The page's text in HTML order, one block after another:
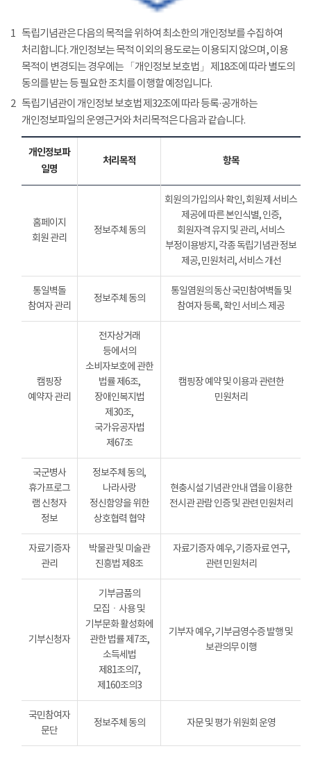
1 독립기념관은 다음의 목적을 위하여 최소한의 개인정보를 수집하여
처리합니다. 개인정보는 목적 이외의 용도로는 이용되지 않으며, 이용
목적이 변경되는 경우에는 「개인정보 보호법」 제18조에 따라 별도의
동의를 받는 등 필요한 조치를 이행할 예정입니다.
2 독립기념관이 개인정보 보호법 제32조에 따라 등록·공개하는
개인정보파일의 운영근거와 처리목적은 다음과 같습니다.
개인정보파
일명
처리목적 항목
홈페이지
회원 관리
정보주체 동의
회원의 가입의사 확인, 회원제 서비스
제공에 따른 본인식별, 인증,
회원자격 유지 및 관리, 서비스
부정이용방지, 각종 독립기념관 정보
제공, 민원처리, 서비스 개선
통일벽돌
참여자 관리
정보주체 동의
통일염원의 동산 국민참여벽돌 및
참여자 등록, 확인 서비스 제공
캠핑장
예약자 관리
전자상거래
등에서의
소비자보호에 관한
법률 제6조,
장애인복지법
제30조,
국가유공자법
제67조
캠핑장 예약 및 이용과 관련한
민원처리
국군병사
휴가프로그
램 신청자
정보
정보주체 동의,
나라사랑
정신함양을 위한
상호협력 협약
현충시설 기념관 안내 앱을 이용한
전시관 관람 인증 및 관련 민원처리
자료기증자
관리
박물관 및 미술관
진흥법 제8조
자료기증자 예우, 기증자료 연구,
관련 민원처리
기부신청자
기부금품의
모집ㆍ사용 및
기부문화 활성화에
관한 법률 제7조,
소득세법
제81조의7,
제160조의3
기부자 예우, 기부금영수증 발행 및
보관의무 이행
국민참여자
문단
정보주체 동의 자문 및 평가 위원회 운영